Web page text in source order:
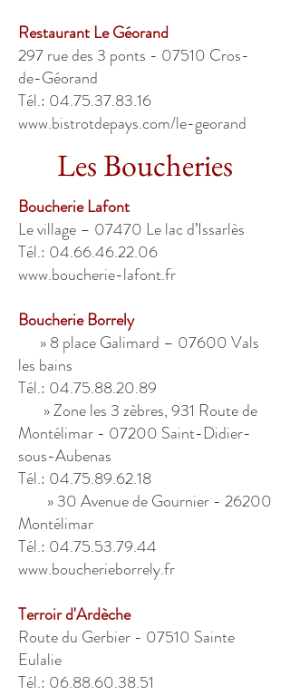
Restaurant Le Géorand
297 rue des 3 ponts - 07510 Cros-
de-Géorand
Tél.: 04.75.37.83.16
www.bistrotdepays.com/le-georand
Les Boucheries
Boucherie Lafont
Le village – 07470 Le lac d’Issarlès
Tél.: 04.66.46.22.06
www.boucherie-lafont.fr
Boucherie Borrely
» 8 place Galimard – 07600 Vals
les bains
Tél.: 04.75.88.20.89
» Zone les 3 zèbres, 931 Route de
Montélimar - 07200 Saint-Didier-
sous-Aubenas
Tél.: 04.75.89.62.18
» 30 Avenue de Gournier - 26200
Montélimar
Tél.: 04.75.53.79.44
www.boucherieborrely.fr
Terroir d'Ardèche
Route du Gerbier - 07510 Sainte
Eulalie
Tél.: 06.88.60.38.51